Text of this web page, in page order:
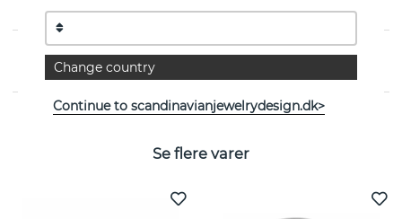
Fra danske Georg Jensen
EGENSKABER
Se flere varer
Change country
Continue to scandinavianjewelrydesign.dk>